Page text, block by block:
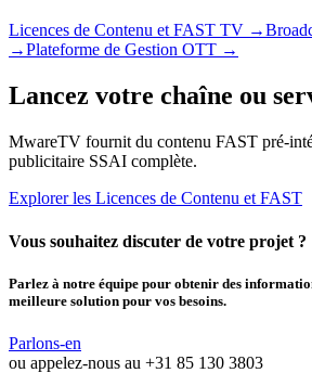
Licences de Contenu et FAST TV →
→Plateforme de Gestion OTT →
Lancez votre chaîne ou
MwareTV fournit du contenu FAST pré-
publicitaire SSAI complète.
Explorer les Licences de Contenu et FAST
Vous souhaitez discuter de votre projet ?
Parlez à notre équipe pour obtenir des
meilleure solution pour vos besoins.
Parlons-en
ou appelez-nous au +31 85 130 3803